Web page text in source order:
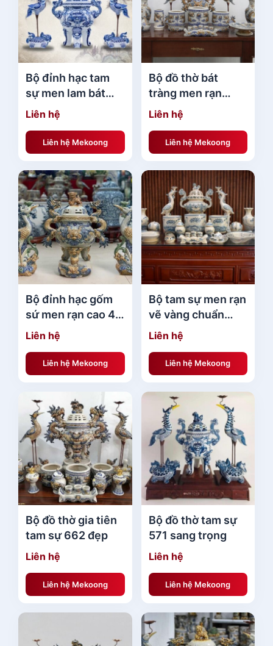
Bộ đỉnh hạc tam
sự men lam bát
tràng giá tốt
Liên hệ
Liên hệ Mekoong
Bộ đồ thờ bát
tràng men rạn
09712 cao cấp
Liên hệ
Liên hệ Mekoong
Bộ đỉnh hạc gốm
sứ men rạn cao 42
cm ưa chuộng
Liên hệ
Liên hệ Mekoong
Bộ tam sự men rạn
vẽ vàng chuẩn
phong thủy
Liên hệ
Liên hệ Mekoong
Bộ đồ thờ gia tiên
tam sự 662 đẹp
Liên hệ
Liên hệ Mekoong
Bộ đồ thờ tam sự
571 sang trọng
Liên hệ
Liên hệ Mekoong